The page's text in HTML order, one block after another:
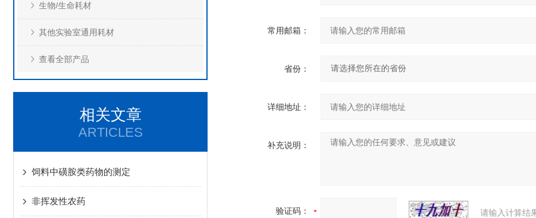
生物/生命耗材
其他实验室通用耗材
查看全部产品
相关文章
ARTICLES
饲料中磺胺类药物的测定
非挥发性农药
常用邮箱：
省份：
详细地址：
补充说明：
验证码： 请输入计算结